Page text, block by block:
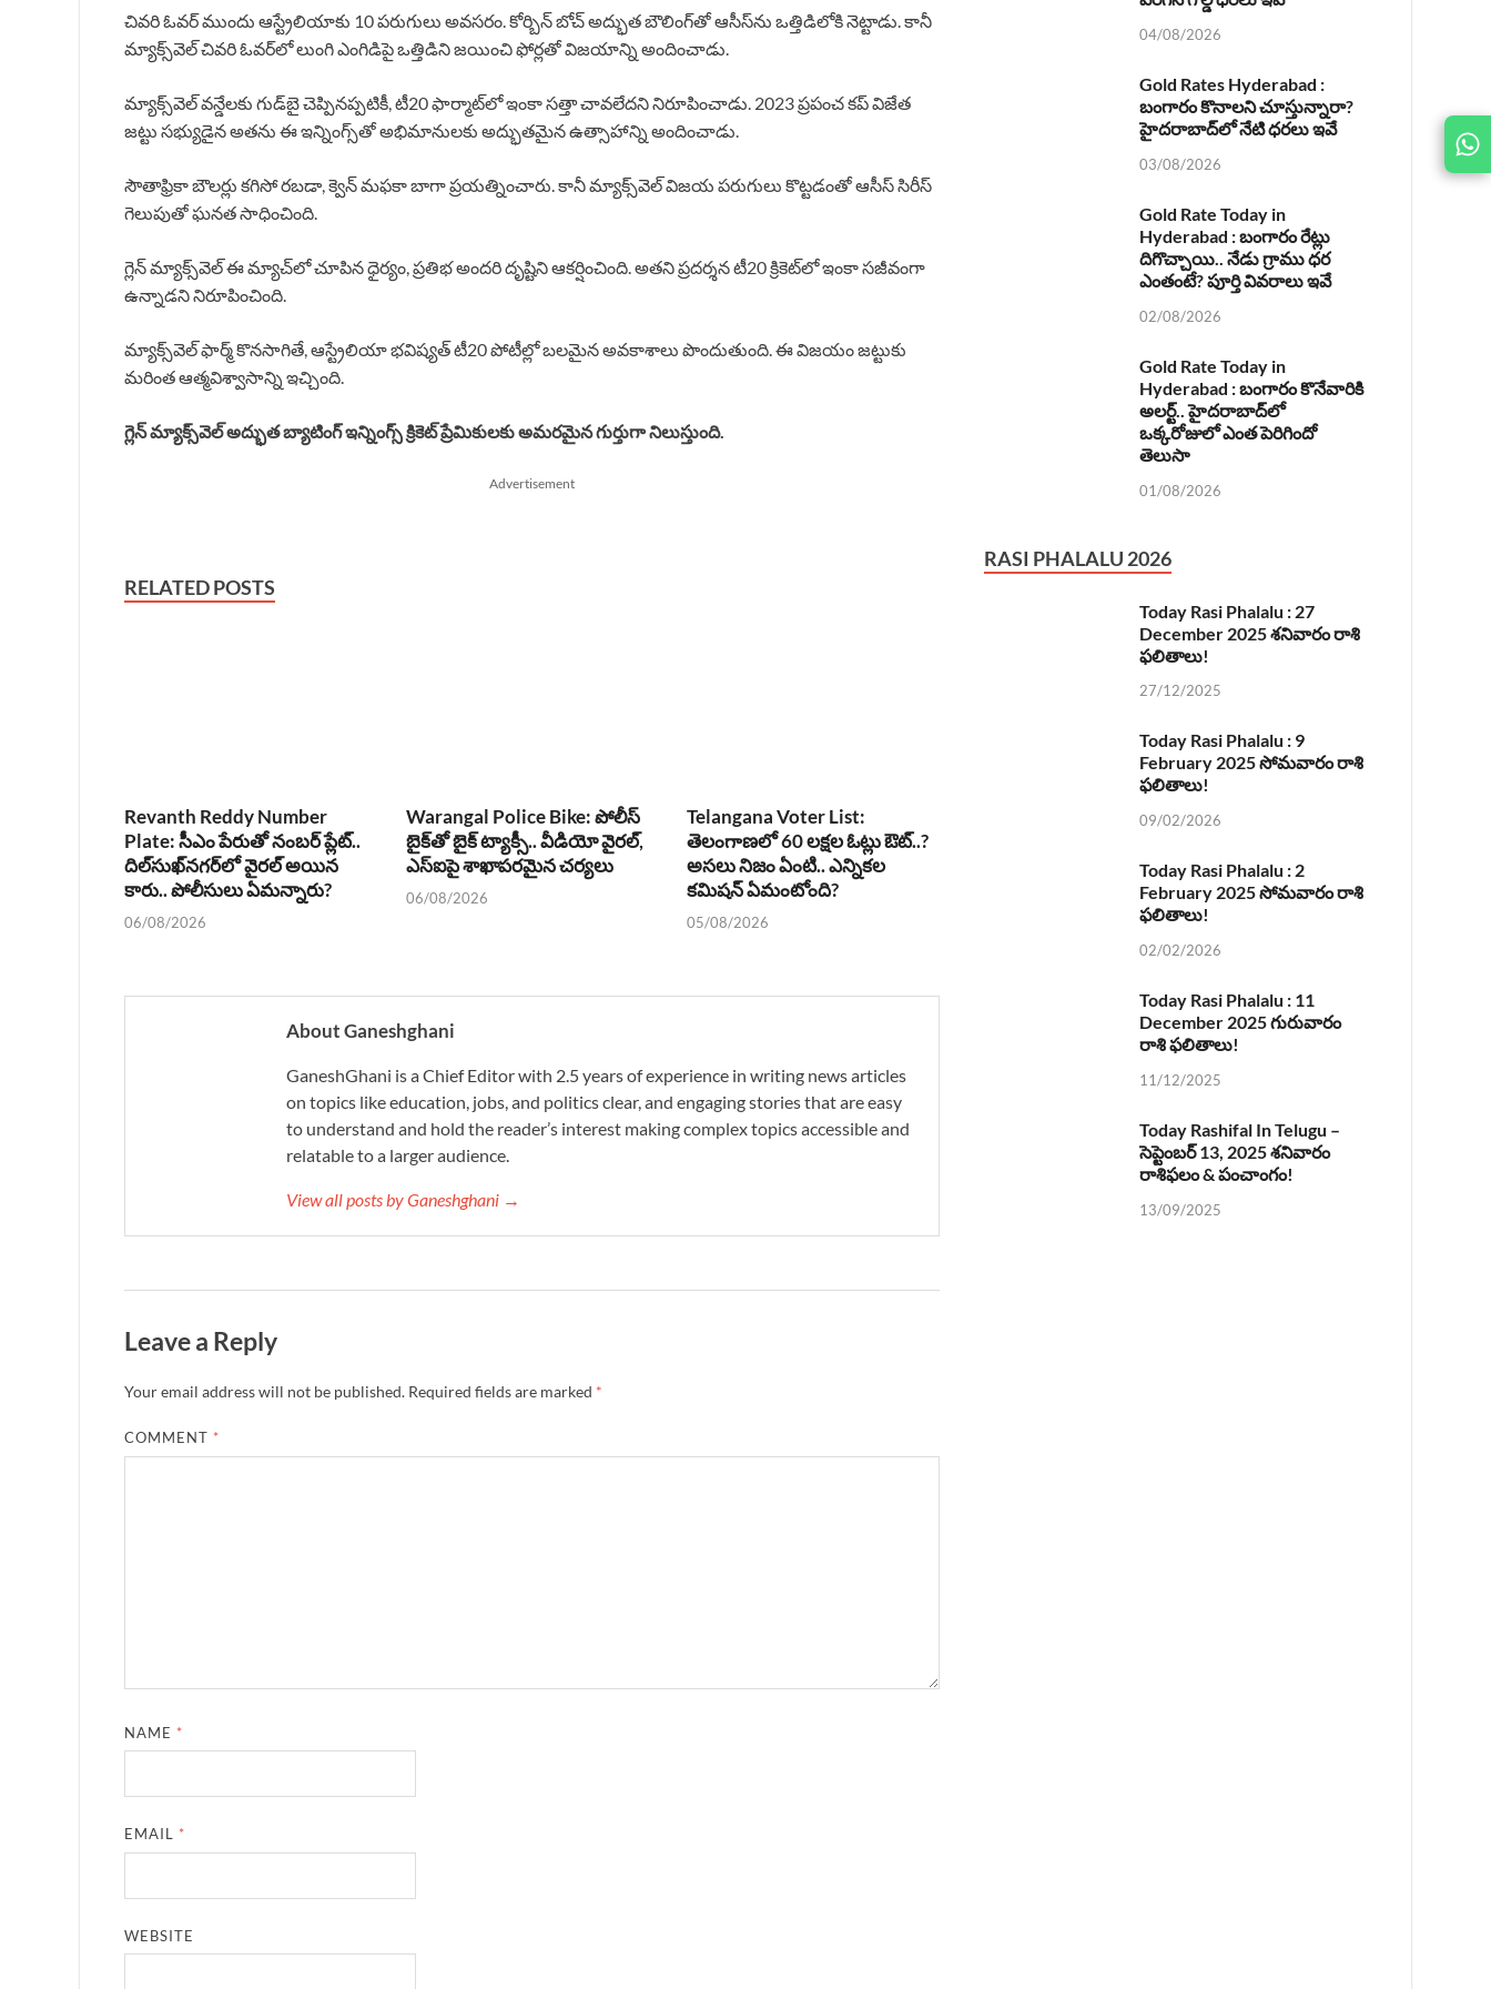
JOIN
US ON
చివరి ఓవర్ ముందు ఆస్ట్రేలియాకు 10 పరుగులు అవసరం. కోర్బిన్ బోచ్ అద్భుత బౌలింగ్‌తో ఆసీస్‌ను ఒత్తిడిలోకి నెట్టాడు. కానీ
మ్యాక్స్‌వెల్ చివరి ఓవర్‌లో లుంగి ఎంగిడిపై ఒత్తిడిని జయించి ఫోర్లతో విజయాన్ని అందించాడు.
మ్యాక్స్‌వెల్ వన్డేలకు గుడ్‌బై చెప్పినప్పటికీ, టీ20 ఫార్మాట్‌లో ఇంకా సత్తా చావలేదని నిరూపించాడు. 2023 ప్రపంచ కప్ విజేత
జట్టు సభ్యుడైన అతను ఈ ఇన్నింగ్స్‌తో అభిమానులకు అద్భుతమైన ఉత్సాహాన్ని అందించాడు.
సౌతాఫ్రికా బౌలర్లు కగిసో రబడా, క్వెన్ మఫకా బాగా ప్రయత్నించారు. కానీ మ్యాక్స్‌వెల్ విజయ పరుగులు కొట్టడంతో ఆసీస్ సిరీస్
గెలుపుతో ఘనత సాధించింది.
గ్లెన్ మ్యాక్స్‌వెల్ ఈ మ్యాచ్‌లో చూపిన ధైర్యం, ప్రతిభ అందరి దృష్టిని ఆకర్షించింది. అతని ప్రదర్శన టీ20 క్రికెట్‌లో ఇంకా సజీవంగా
ఉన్నాడని నిరూపించింది.
మ్యాక్స్‌వెల్ ఫార్మ్ కొనసాగితే, ఆస్ట్రేలియా భవిష్యత్ టీ20 పోటీల్లో బలమైన అవకాశాలు పొందుతుంది. ఈ విజయం జట్టుకు
మరింత ఆత్మవిశ్వాసాన్ని ఇచ్చింది.
గ్లెన్ మ్యాక్స్‌వెల్ అద్భుత బ్యాటింగ్ ఇన్నింగ్స్ క్రికెట్ ప్రేమికులకు అమరమైన గుర్తుగా నిలుస్తుంది.
Advertisement
RELATED POSTS
Revanth Reddy Number
Plate: సీఎం పేరుతో నంబర్ ప్లేట్..
దిల్‌సుఖ్‌నగర్‌లో వైరల్ అయిన
కారు.. పోలీసులు ఏమన్నారు?
06/08/2026
Warangal Police Bike: పోలీస్
బైక్‌తో బైక్ ట్యాక్సీ.. వీడియో వైరల్,
ఎస్‌ఐపై శాఖాపరమైన చర్యలు
06/08/2026
Telangana Voter List:
తెలంగాణలో 60 లక్షల ఓట్లు ఔట్..?
అసలు నిజం ఏంటి.. ఎన్నికల
కమిషన్ ఏమంటోంది?
05/08/2026
About Ganeshghani
GaneshGhani is a Chief Editor with 2.5 years of experience in writing news articles
on topics like education, jobs, and politics clear, and engaging stories that are easy
to understand and hold the reader’s interest making complex topics accessible and
relatable to a larger audience.
View all posts by Ganeshghani →
Leave a Reply
Your email address will not be published. Required fields are marked *
COMMENT *
NAME *
EMAIL *
WEBSITE
04/08/2026
Gold Rates Hyderabad :
బంగారం కొనాలని చూస్తున్నారా?
హైదరాబాద్‌లో నేటి ధరలు ఇవే
03/08/2026
Gold Rate Today in
Hyderabad : బంగారం రేట్లు
దిగొచ్చాయి.. నేడు గ్రాము ధర
ఎంతంటే? పూర్తి వివరాలు ఇవే
02/08/2026
Gold Rate Today in
Hyderabad : బంగారం కొనేవారికి
అలర్ట్.. హైదరాబాద్‌లో
ఒక్కరోజులో ఎంత పెరిగిందో
తెలుసా
01/08/2026
RASI PHALALU 2026
Today Rasi Phalalu : 27
December 2025 శనివారం రాశి
ఫలితాలు!
27/12/2025
Today Rasi Phalalu : 9
February 2025 సోమవారం రాశి
ఫలితాలు!
09/02/2026
Today Rasi Phalalu : 2
February 2025 సోమవారం రాశి
ఫలితాలు!
02/02/2026
Today Rasi Phalalu : 11
December 2025 గురువారం
రాశి ఫలితాలు!
11/12/2025
Today Rashifal In Telugu –
సెప్టెంబర్ 13, 2025 శనివారం
రాశిఫలం & పంచాంగం!
13/09/2025